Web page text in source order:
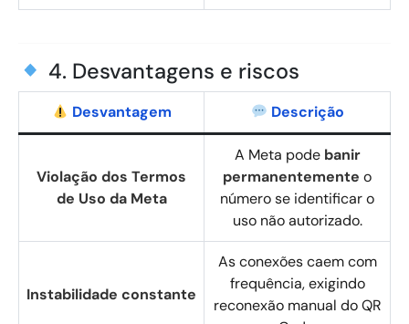
4. Desvantagens e riscos
Desvantagem Descrição
Violação dos Termos
de Uso da Meta
A Meta pode banir
permanentemente o
número se identificar o
uso não autorizado.
Instabilidade constante
As conexões caem com
frequência, exigindo
reconexão manual do QR